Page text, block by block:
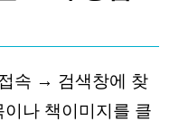
속 → 검색창에 찾
나 책이미지를 클